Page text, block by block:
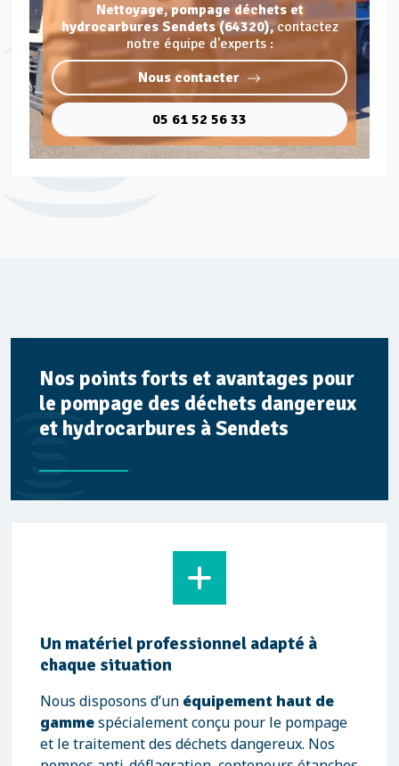
Nettoyage, pompage déchets et
hydrocarbures Sendets (64320),contactez
notre équipe d'experts :
Nous contacter
05 61 52 56 33
Nos points forts et avantages pour
le pompage des déchets dangereux
et hydrocarbures à Sendets
Un matériel professionnel adapté à
chaque situation
Nous disposons d’un équipement haut de
gammespécialement conçu pour le pompage
et le traitement des déchets dangereux. Nos